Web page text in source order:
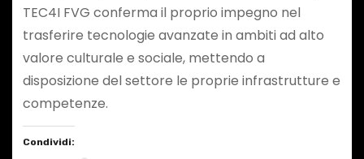
TEC4I FVG conferma il proprio impegno nel
trasferire tecnologie avanzate in ambiti ad alto
valore culturale e sociale, mettendo a
disposizione del settore le proprie infrastrutture e
competenze.
Condividi: